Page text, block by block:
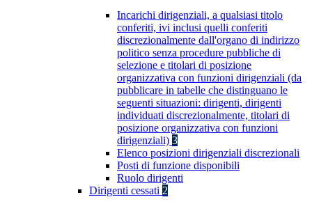
Incarichi dirigenziali, a qualsiasi titolo
conferiti, ivi inclusi quelli conferiti
discrezionalmente dall'organo di indirizzo
politico senza procedure pubbliche di
selezione e titolari di posizione
organizzativa con funzioni dirigenziali (da
pubblicare in tabelle che distinguano le
seguenti situazioni: dirigenti, dirigenti
individuati discrezionalmente, titolari di
posizione organizzativa con funzioni
dirigenziali) 3
Elenco posizioni dirigenziali discrezionali
Posti di funzione disponibili
Ruolo dirigenti
Dirigenti cessati 2